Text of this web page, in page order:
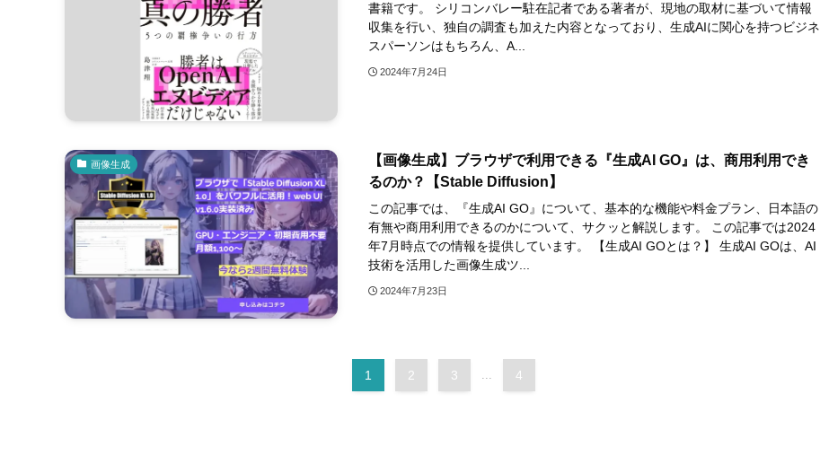
書籍です。 シリコンバレー駐在記者である著者が、現地の取材に基づいて情報
収集を行い、独自の調査も加えた内容となっており、生成AIに関心を持つビジネ
スパーソンはもちろん、A...
2024年7月24日
画像生成
【画像生成】ブラウザで利用できる『生成AI GO』は、商用利用でき
るのか？【Stable Diffusion】
この記事では、『生成AI GO』について、基本的な機能や料金プラン、日本語の
有無や商用利用できるのかについて、サクッと解説します。 この記事では2024
年7月時点での情報を提供しています。 【生成AI GOとは？】 生成AI GOは、AI
技術を活用した画像生成ツ...
2024年7月23日
1 2 3 4